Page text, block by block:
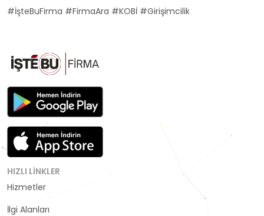
#İşteBuFirma #FirmaAra #KOBİ #Girişimcilik
HIZLI LINKLER
Hizmetler
Kategoriler
İlgi Alanları